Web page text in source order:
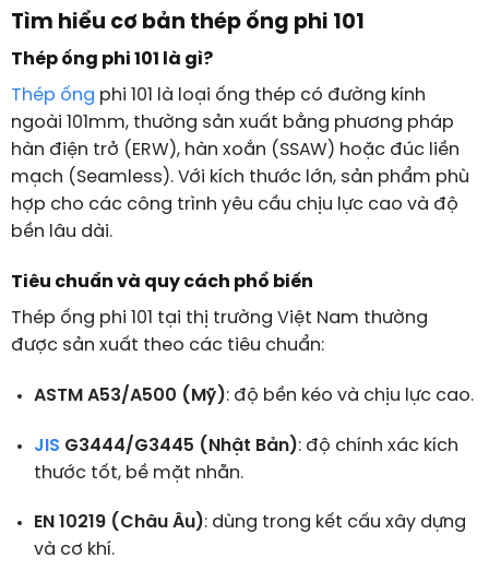
Tìm hiểu cơ bản thép ống phi 101
Thép ống phi 101 là gì?
Thép ống phi 101 là loại ống thép có đường kính
ngoài 101mm, thường sản xuất bằng phương pháp
hàn điện trở (ERW), hàn xoắn (SSAW) hoặc đúc liền
mạch (Seamless). Với kích thước lớn, sản phẩm phù
hợp cho các công trình yêu cầu chịu lực cao và độ
bền lâu dài.
Tiêu chuẩn và quy cách phổ biến
Thép ống phi 101 tại thị trường Việt Nam thường
được sản xuất theo các tiêu chuẩn:
ASTM A53/A500 (Mỹ): độ bền kéo và chịu lực cao.
JIS G3444/G3445 (Nhật Bản): độ chính xác kích
thước tốt, bề mặt nhẵn.
EN 10219 (Châu Âu): dùng trong kết cấu xây dựng
và cơ khí.